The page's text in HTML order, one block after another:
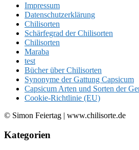
Impressum
Datenschutzerklärung
Chilisorten
Schärfegrad der Chilisorten
Chilisorten
Maraba
test
Bücher über Chilisorten
Synonyme der Gattung Capsicum
Capsicum Arten und Sorten der
Cookie-Richtlinie (EU)
© Simon Feiertag | www.chilisorte.de
Kategorien